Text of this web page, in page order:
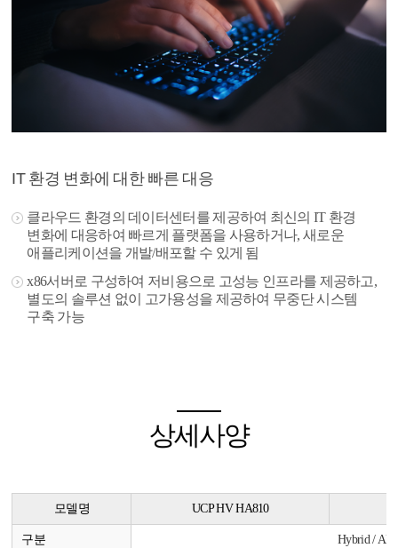
IT 환경 변화에 대한 빠른 대응
클라우드 환경의 데이터센터를 제공하여 최신의 IT 환경
변화에 대응하여 빠르게 플랫폼을 사용하거나, 새로운
애플리케이션을 개발/배포할 수 있게 됨
x86서버로 구성하여 저비용으로 고성능 인프라를 제공하고,
별도의 솔루션 없이 고가용성을 제공하여 무중단 시스템
구축 가능
상세사양
모델명 UCP HV HA810
구분 Hybrid / All-